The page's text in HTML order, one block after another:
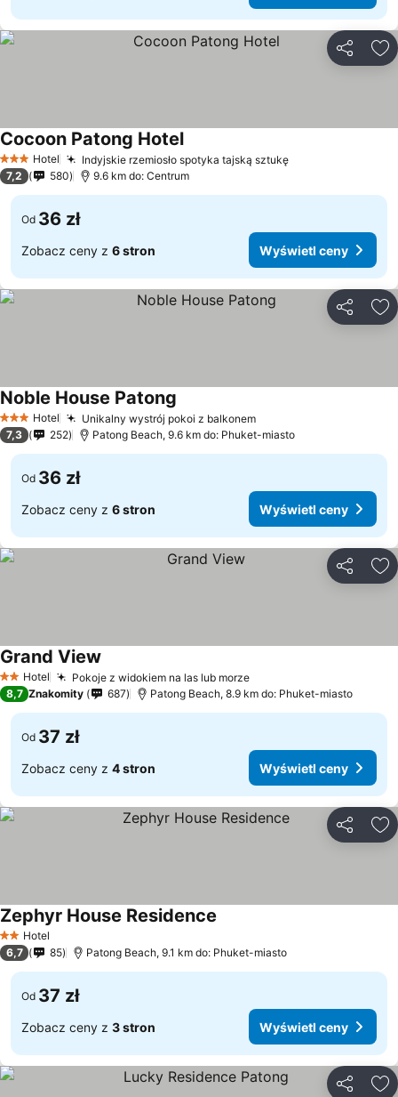
3 Kategoria
Hotel Indyjskie rzemiosło spotyka tajską sztukę
Cocoon Patong Hotel
7,2 580 9.6 km do: Centrum
Od 36 zł
Zobacz ceny z 6 stron Wyświetl ceny
3 Kategoria
Hotel Unikalny wystrój pokoi z balkonem
Noble House Patong
7,3 252 Patong Beach, 9.6 km do: Phuket-miasto
Od 36 zł
Zobacz ceny z 6 stron Wyświetl ceny
2 Kategoria
Hotel Pokoje z widokiem na las lub morze
Grand View
8,7 Znakomity 687 Patong Beach, 8.9 km do: Phuket-miasto
Od 37 zł
Zobacz ceny z 4 stron Wyświetl ceny
2 Kategoria
Hotel
Zephyr House Residence
6,7 85 Patong Beach, 9.1 km do: Phuket-miasto
Od 37 zł
Zobacz ceny z 3 stron Wyświetl ceny